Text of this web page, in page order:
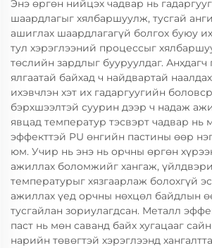
Энэ өргөн нийцэх чадвар нь
шаардлагыг хялбаршуулж, тусгай
ашиглах шаардлагагүй болгох буюу
тул хэрэглээний процессыг
төслийн зардлыг бууруулдаг. Анхдагч
ялгаатай байхад ч найдвартай
ихэвчлэн хэт их гадаргуугийн
бэрхшээлтэй суурин дээр ч надаж
явцад температур тэсвэрт чадвар нь
эффекттэй PU өнгийн пастины өөр
юм. Учир нь энэ нь орчны өргөн
ажиллах боломжийг хангаж,
температурыг хязгаарлаж болохгүй
ажиллах үед орчны нөхцөл байдлын
тусгайлан зориулагдсан. Металл
паст нь мөн саванд байх хугацааг
нарийн төвөгтэй хэрэглээнд